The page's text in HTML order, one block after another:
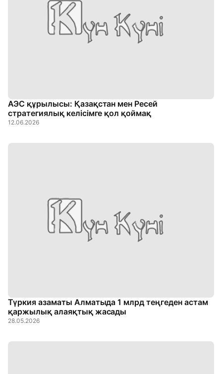
АЭС құрылысы: Қазақстан мен Ресей
стратегиялық келісімге қол қоймақ
12.06.2026
Түркия азаматы Алматыда 1 млрд теңгеден астам
қаржылық алаяқтық жасады
28.05.2026